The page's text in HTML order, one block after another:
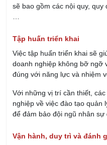
sẽ bao gồm các nội quy, quy
Tập huấn triển khai
Việc tập huấn triển khai sẽ
doanh nghiệp không bỡ ngỡ
đúng với năng lực và nhiệm
Với những vị trí cần thiết,
nghiệp về việc đào tạo quản
để đảm bảo đội ngũ nhân sự
Vận hành, duy trì và đánh